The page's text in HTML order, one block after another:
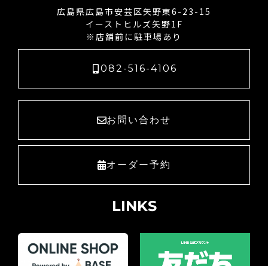
広島県広島市安芸区矢野東6-23-15
イーストヒルズ矢野1F
※店舗前に駐車場あり
082-516-4106
お問い合わせ
オーダー予約
LINKS